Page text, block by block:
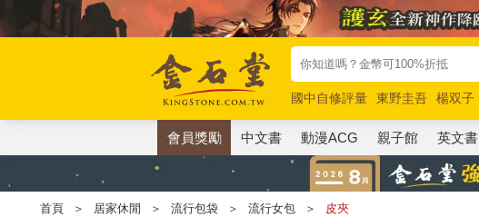
國中自修評量 東野圭吾 楊双子
唯紅花綻放
奧德賽 路邊攤新作
會員獎勵 中文書 動漫ACG 親子館 英文書
首頁 ＞ 居家休閒 ＞ 流行包袋 ＞ 流行女包 ＞ 皮夾